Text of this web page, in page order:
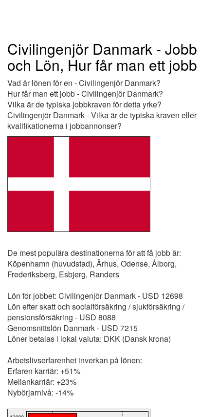
Civilingenjör Danmark - Jobb
och Lön, Hur får man ett jobb
Vad är lönen för en - Civilingenjör Danmark?
Hur får man ett jobb - Civilingenjör Danmark?
Vilka är de typiska jobbkraven för detta yrke?
Civilingenjör Danmark - Vilka är de typiska kraven eller
kvalifikationerna i jobbannonser?
De mest populära destinationerna för att få jobb är:
Köpenhamn (huvudstad), Århus, Odense, Ålborg,
Frederiksberg, Esbjerg, Randers
Lön för jobbet: Civilingenjör Danmark - USD 12698
Lön efter skatt och socialförsäkring / sjukförsäkring /
pensionsförsäkring - USD 8088
Genomsnittslön Danmark - USD 7215
Löner betalas i lokal valuta: DKK (Dansk krona)
Arbetslivserfarenhet inverkan på lönen:
Erfaren karriär: +51%
Mellankarriär: +23%
Nybörjarnivå: -14%